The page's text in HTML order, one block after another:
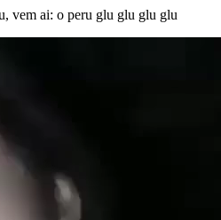
vem ai: o peru glu glu glu glu